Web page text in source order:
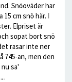
Snöoväder har
15 cm snö här. I
Elpriset är
sopat bort snö
rasar inte ner
745-an, men den
sa'